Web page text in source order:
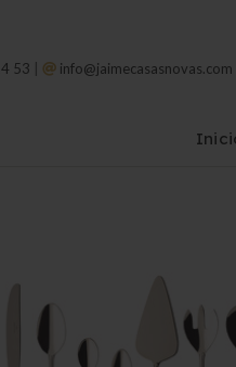
53 | info@jaimecasasnovas.com